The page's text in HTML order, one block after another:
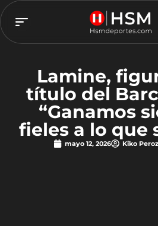
Lamine,
título del
“Ganamos
fieles a lo que
mayo 12, 2026 Kiko